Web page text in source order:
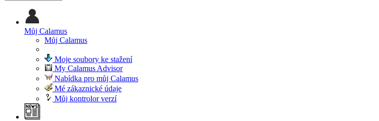
Můj Calamus
Můj Calamus
Moje soubory ke stažení
My Calamus Advisor
Nabídka pro můj Calamus
Mé zákaznické údaje
Můj kontrolor verzí